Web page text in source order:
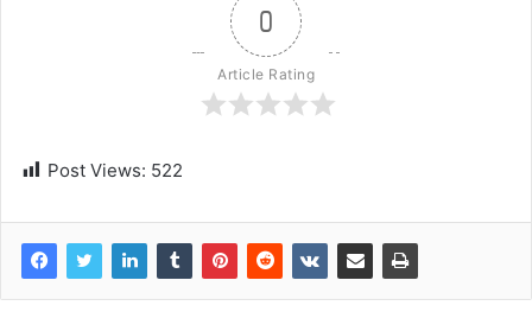
0
Article Rating
Post Views: 522